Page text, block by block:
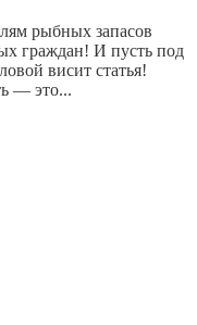
рыбных запасов
граждан! И пусть под
висит статья!
— это...